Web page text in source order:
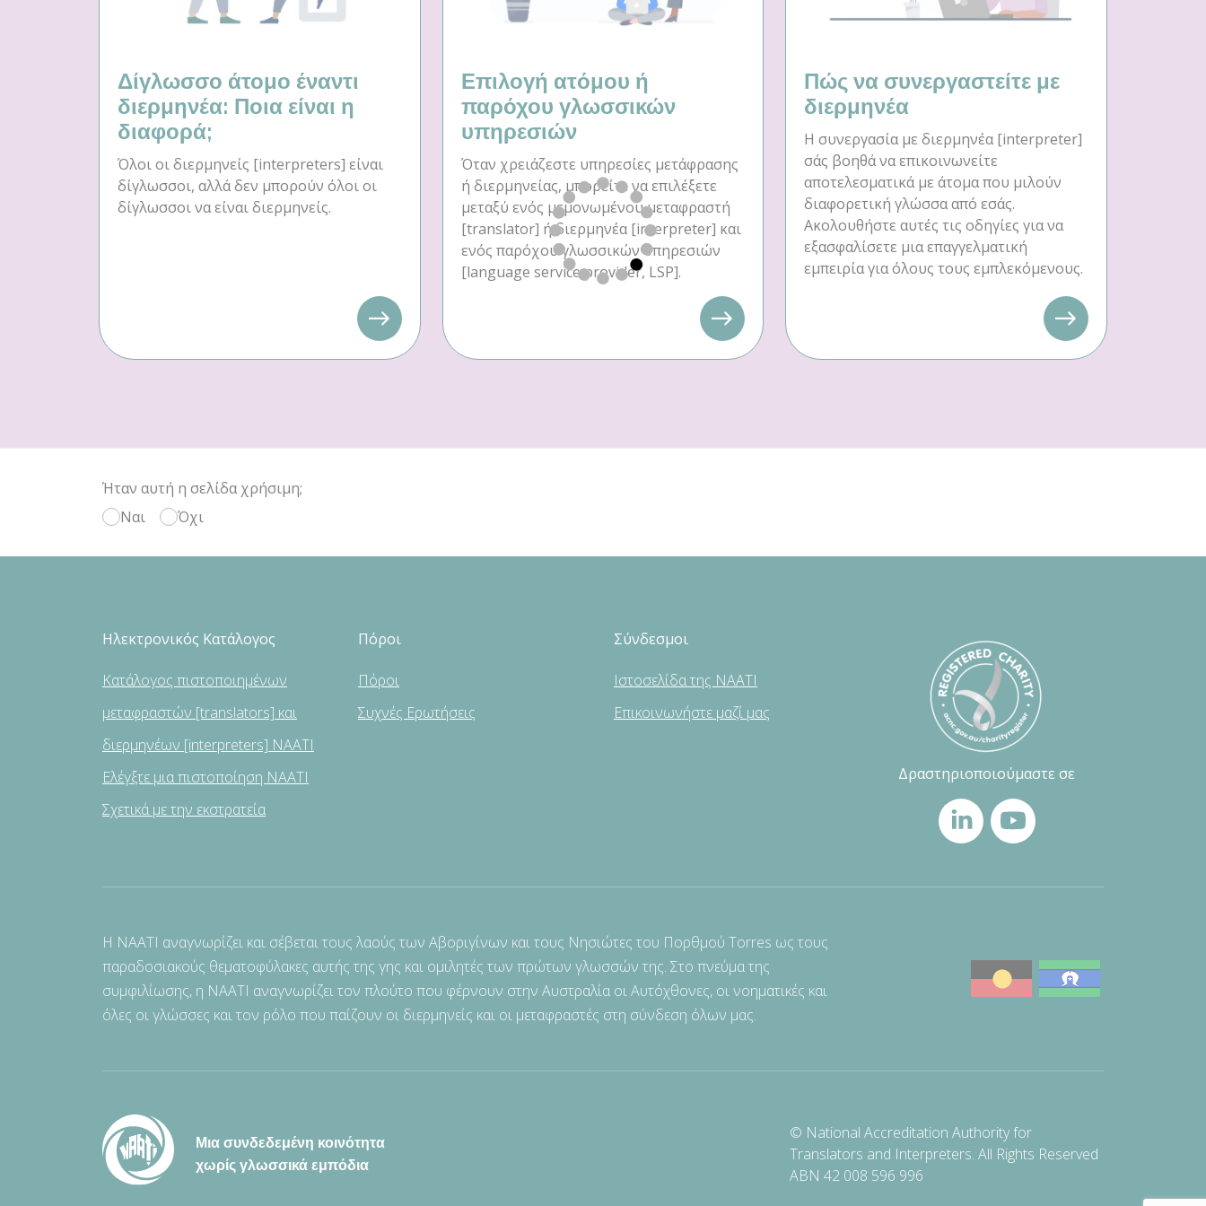
Δίγλωσσο άτομο έναντι
διερμηνέα: Ποια είναι η
διαφορά;
Όλοι οι διερμηνείς [interpreters] είναι
δίγλωσσοι, αλλά δεν μπορούν όλοι οι
δίγλωσσοι να είναι διερμηνείς.
Επιλογή ατόμου ή
παρόχου γλωσσικών
υπηρεσιών
Όταν χρειάζεστε υπηρεσίες μετάφρασης
ή διερμηνείας, μπορείτε να επιλέξετε
μεταξύ ενός μεμονωμένου μεταφραστή
[translator] ή διερμηνέα [interpreter] και
ενός παρόχου γλωσσικών υπηρεσιών
[language service provider, LSP].
Πώς να συνεργαστείτε με
διερμηνέα
Η συνεργασία με διερμηνέα [interpreter]
σάς βοηθά να επικοινωνείτε
αποτελεσματικά με άτομα που μιλούν
διαφορετική γλώσσα από εσάς.
Ακολουθήστε αυτές τις οδηγίες για να
εξασφαλίσετε μια επαγγελματική
εμπειρία για όλους τους εμπλεκόμενους.
Ήταν αυτή η σελίδα χρήσιμη;
Ναι
Όχι
Ηλεκτρονικός Κατάλογος
Κατάλογος πιστοποιημένων
μεταφραστών [translators] και
διερμηνέων [interpreters] NAATI
Ελέγξτε μια πιστοποίηση NAATI
Σχετικά με την εκστρατεία
Πόροι
Πόροι
Συχνές Ερωτήσεις
Σύνδεσμοι
Ιστοσελίδα της NAATI
Επικοινωνήστε μαζί μας
Δραστηριοποιούμαστε σε
Η NAATI αναγνωρίζει και σέβεται τους λαούς των Αβοριγίνων και τους Νησιώτες του Πορθμού Torres ως τους
παραδοσιακούς θεματοφύλακες αυτής της γης και ομιλητές των πρώτων γλωσσών της. Στο πνεύμα της
συμφιλίωσης, η NAATI αναγνωρίζει τον πλούτο που φέρνουν στην Αυστραλία οι Αυτόχθονες, οι νοηματικές και
όλες οι γλώσσες και τον ρόλο που παίζουν οι διερμηνείς και οι μεταφραστές στη σύνδεση όλων μας.
Μια συνδεδεμένη κοινότητα
χωρίς γλωσσικά εμπόδια
© National Accreditation Authority for
Translators and Interpreters. All Rights Reserved
ABN 42 008 596 996